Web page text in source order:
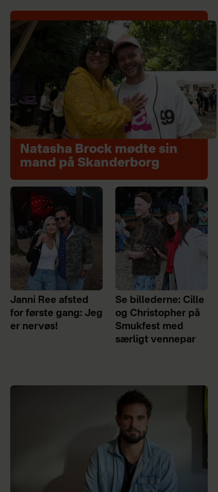
Natasha Brock mødte sin
mand på Skanderborg
Janni Ree afsted
for første gang: Jeg
er nervøs!
Se billederne: Cille
og Christopher på
Smukfest med
særligt vennepar